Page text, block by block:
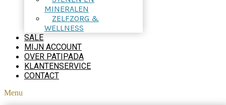
MINERALEN
ZELFZORG &
WELLNESS
SALE
MIJN ACCOUNT
OVER PATIPADA
KLANTENSERVICE
CONTACT
Menu